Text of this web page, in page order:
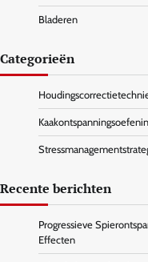
Bladeren
Categorieën
Recente berichten
Progressieve
Effecten